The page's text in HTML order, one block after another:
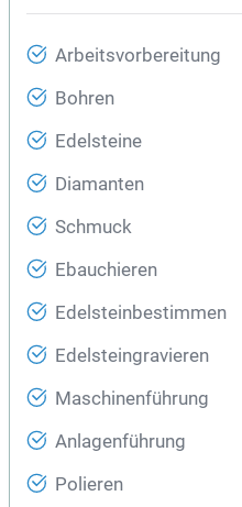
Arbeitsvorbereitung
Bohren
Edelsteine
Diamanten
Schmuck
Ebauchieren
Edelsteinbestimmen
Edelsteingravieren
Maschinenführung
Anlagenführung
Polieren